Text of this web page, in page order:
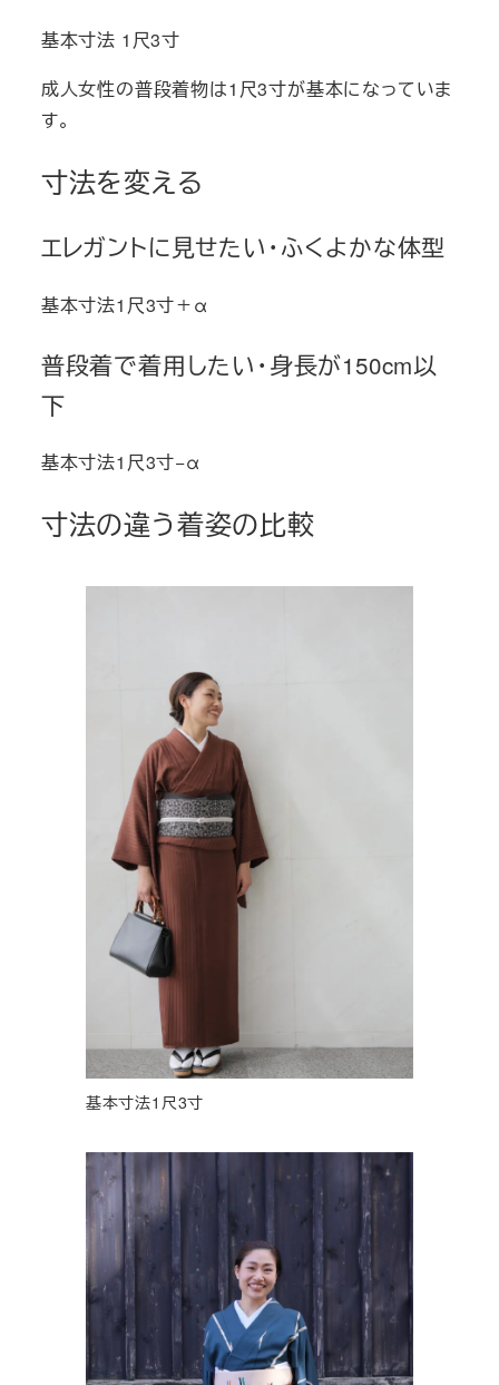
基本寸法 1尺3寸
成人女性の普段着物は1尺3寸が基本になっていま
す。
寸法を変える
エレガントに見せたい・ふくよかな体型
基本寸法1尺3寸＋α
普段着で着用したい・身長が150cm以
下
基本寸法1尺3寸−α
寸法の違う着姿の比較
基本寸法1尺3寸